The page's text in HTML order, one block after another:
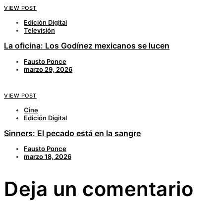
VIEW POST
Edición Digital
Televisión
La oficina: Los Godínez mexicanos se lucen
Fausto Ponce
marzo 29, 2026
VIEW POST
Cine
Edición Digital
Sinners: El pecado está en la sangre
Fausto Ponce
marzo 18, 2026
Deja un comentario